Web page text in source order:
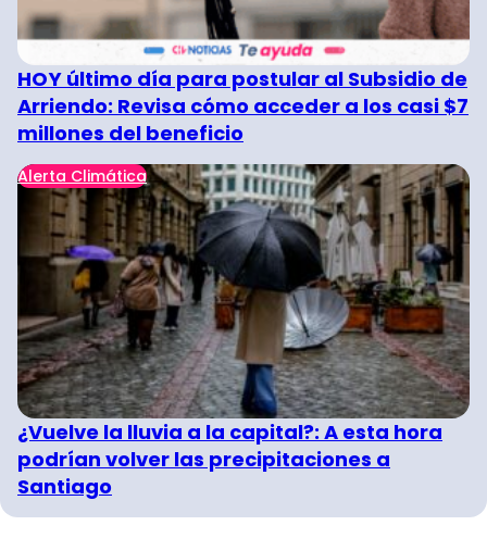
HOY último día para postular al Subsidio de
Arriendo: Revisa cómo acceder a los casi $7
millones del beneficio
Alerta Climática
¿Vuelve la lluvia a la capital?: A esta hora
podrían volver las precipitaciones a
Santiago